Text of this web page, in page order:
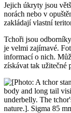
Jejich úkryty jsou
norách nebo v
zakládají vlastní
Tchoři jsou
je velmi zajímavé.
informací o nich.
získávat tak užitečné